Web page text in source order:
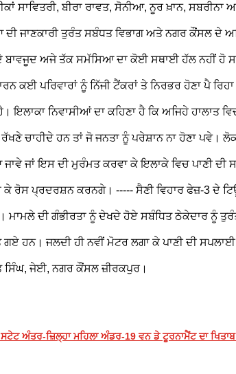
ਸਾਵਿਤਰੀ, ਬੀਰਾ ਰਾਵਤ, ਸੋਨੀਆ, ਨੂਰ ਖ਼ਾਨ, ਸਬਰੀਨਾ
ਜਾਣਕਾਰੀ ਤੁਰੰਤ ਸਬੰਧਤ ਵਿਭਾਗ ਅਤੇ ਨਗਰ ਕੌਂਸਲ ਦੇ
ਬਾਵਜੂਦ ਅਜੇ ਤੱਕ ਸਮੱਸਿਆ ਦਾ ਕੋਈ ਸਥਾਈ ਹੱਲ ਨਹੀਂ ਹੋ
ਕਈ ਪਰਿਵਾਰਾਂ ਨੂੰ ਨਿੱਜੀ ਟੈਂਕਰਾਂ ਤੇ ਨਿਰਭਰ ਹੋਣਾ ਪੈ
ਇਲਾਕਾ ਨਿਵਾਸੀਆਂ ਦਾ ਕਹਿਣਾ ਹੈ ਕਿ ਅਜਿਹੇ ਹਾਲਾਤ
ਚਾਹੀਦੇ ਹਨ ਤਾਂ ਜੋ ਜਨਤਾ ਨੂੰ ਪਰੇਸ਼ਾਨ ਨਾ ਹੋਣਾ ਪਵੇ।
ਜਾਂ ਇਸ ਦੀ ਮੁਰੰਮਤ ਕਰਵਾ ਕੇ ਇਲਾਕੇ ਵਿਚ ਪਾਣੀ
ਕੇ ਰੋਸ ਪ੍ਰਦਰਸ਼ਨ ਕਰਨਗੇ। ----- ਸੈਣੀ ਵਿਹਾਰ ਫੇਜ਼-3 ਦੇ
ਮਾਮਲੇ ਦੀ ਗੰਭੀਰਤਾ ਨੂੰ ਦੇਖਦੇ ਹੋਏ ਸਬੰਧਿਤ ਠੇਕੇਦਾਰ ਨੂੰ
ਗਏ ਹਨ। ਜਲਦੀ ਹੀ ਨਵੀਂ ਮੋਟਰ ਲਗਾ ਕੇ ਪਾਣੀ ਦੀ
ਸਿੰਘ, ਜੇਈ, ਨਗਰ ਕੌਂਸਲ ਜ਼ੀਰਕਪੁਰ।
ਅੰਤਰ-ਜ਼ਿਲ੍ਹਾ ਮਹਿਲਾ ਅੰਡਰ-19 ਵਨ ਡੇ ਟੂਰਨਾਮੈਂਟ ਦਾ